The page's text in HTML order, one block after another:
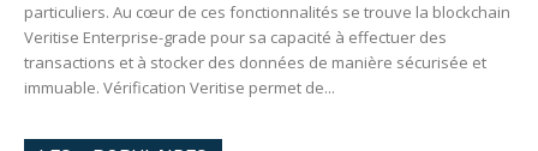
particuliers. Au cœur de ces fonctionnalités se trouve la blockchain
Veritise Enterprise-grade pour sa capacité à effectuer des
transactions et à stocker des données de manière sécurisée et
immuable. Vérification Veritise permet de...